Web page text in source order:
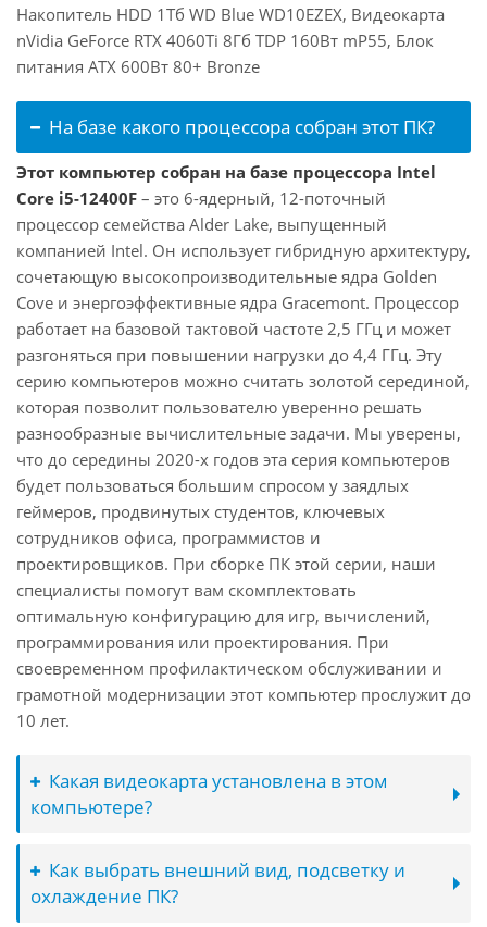
Накопитель HDD 1Тб WD Blue WD10EZEX, Видеокарта
nVidia GeForce RTX 4060Ti 8Гб TDP 160Вт mP55, Блок
питания ATX 600Вт 80+ Bronze
На базе какого процессора собран этот ПК?
Этот компьютер собран на базе процессора Intel
Core i5-12400F – это 6-ядерный, 12-поточный
процессор семейства Alder Lake, выпущенный
компанией Intel. Он использует гибридную архитектуру,
сочетающую высокопроизводительные ядра Golden
Cove и энергоэффективные ядра Gracemont. Процессор
работает на базовой тактовой частоте 2,5 ГГц и может
разгоняться при повышении нагрузки до 4,4 ГГц. Эту
серию компьютеров можно считать золотой серединой,
которая позволит пользователю уверенно решать
разнообразные вычислительные задачи. Мы уверены,
что до середины 2020-х годов эта серия компьютеров
будет пользоваться большим спросом у заядлых
геймеров, продвинутых студентов, ключевых
сотрудников офиса, программистов и
проектировщиков. При сборке ПК этой серии, наши
специалисты помогут вам скомплектовать
оптимальную конфигурацию для игр, вычислений,
программирования или проектирования. При
своевременном профилактическом обслуживании и
грамотной модернизации этот компьютер прослужит до
10 лет.
Какая видеокарта установлена в этом
компьютере?
Как выбрать внешний вид, подсветку и
охлаждение ПК?